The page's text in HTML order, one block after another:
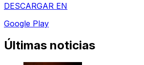
DESCARGAR EN
Google Play
Últimas noticias